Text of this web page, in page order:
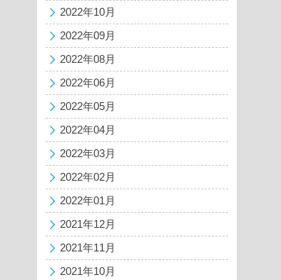
2022年10月
2022年09月
2022年08月
2022年06月
2022年05月
2022年04月
2022年03月
2022年02月
2022年01月
2021年12月
2021年11月
2021年10月